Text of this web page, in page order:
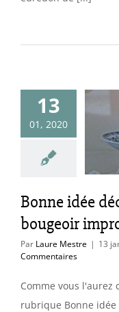
13
01, 2020
idée
(8) :
Bonne idée
bougeoir
Par Laure Mestre | 13
Commentaires
Comme vous l'aurez
rubrique Bonne